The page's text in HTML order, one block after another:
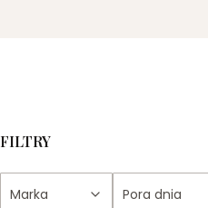
FILTRY
Marka Pora dnia